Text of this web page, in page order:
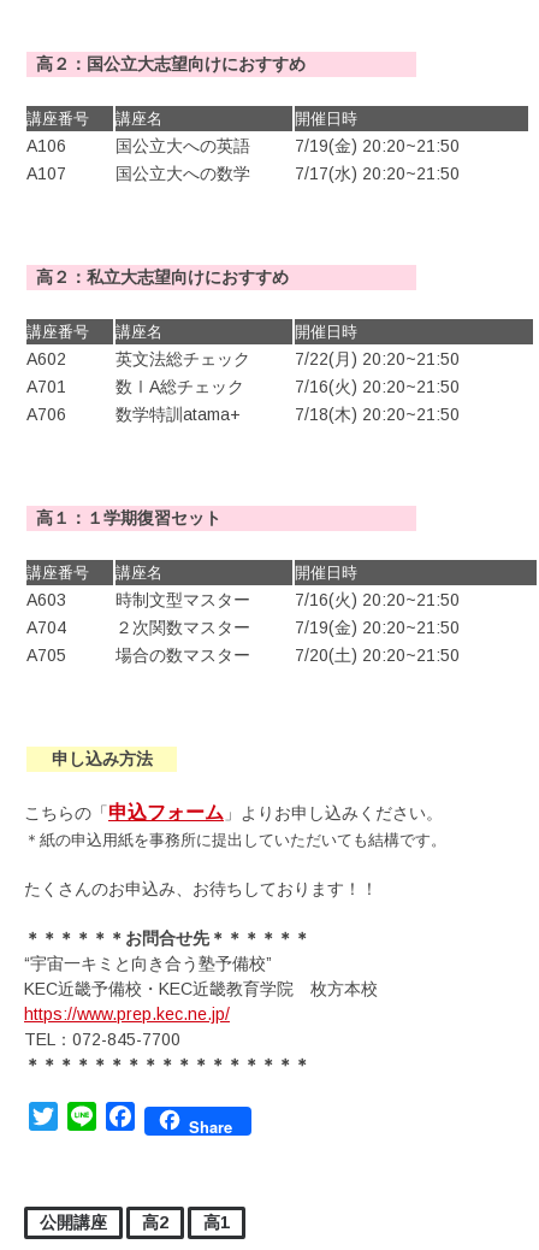
高２：国公立大志望向けにおすすめ
講座番号 講座名 開催日時
A106 国公立大への英語
7/19(金) 20:20~21:50
A107
国公立大への数学 7/17(水) 20:20~21:50
高２：私立大志望向けにおすすめ
講座番号 講座名 開催日時
A602 英文法総チェック
7/22(月) 20:20~21:50
A701
数ⅠA総チェック
7/16(火) 20:20~21:50
A706
数学特訓atama+ 7/18(木) 20:20~21:50
高１：１学期復習セット
講座番号 講座名 開催日時
A603 時制文型マスター
7/16(火) 20:20~21:50
A704
２次関数マスター
7/19(金) 20:20~21:50
A705
場合の数マスター 7/20(土) 20:20~21:50
申し込み方法
こちらの「申込フォーム 」よりお申し込みください。
＊紙の申込用紙を事務所に提出していただいても結構です。
たくさんのお申込み、お待ちしております！！
＊＊＊＊＊＊お問合せ先＊＊＊＊＊＊
“宇宙一キミと向き合う塾予備校”
KEC近畿予備校・KEC近畿教育学院 枚方本校
https://www.prep.kec.ne.jp/
TEL：072-845-7700
＊＊＊＊＊＊＊＊＊＊＊＊＊＊＊＊＊
TwitterLine FacebookShare
公開講座 高2 高1